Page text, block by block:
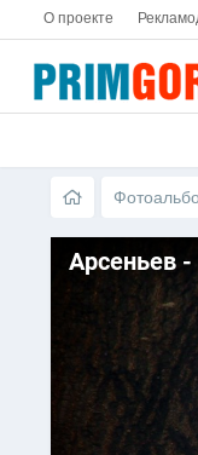
О проекте
Арсеньев -